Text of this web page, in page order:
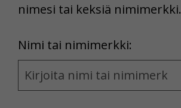
nimesi tai keksiä nimimerkki.
Nimi tai nimimerkki:
Name
and